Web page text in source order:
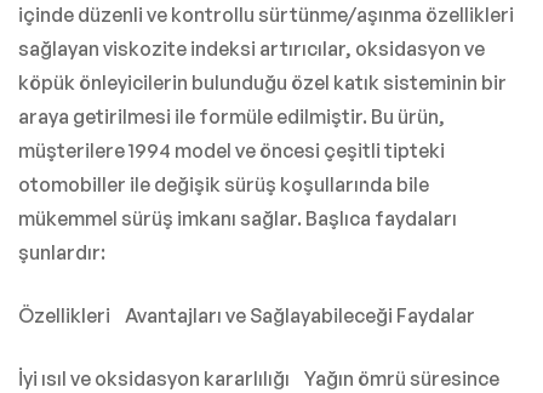
içinde düzenli ve kontrollu sürtünme/aşınma özellikleri
sağlayan viskozite indeksi artırıcılar, oksidasyon ve
köpük önleyicilerin bulunduğu özel katık sisteminin bir
araya getirilmesi ile formüle edilmiştir. Bu ürün,
müşterilere 1994 model ve öncesi çeşitli tipteki
otomobiller ile değişik sürüş koşullarında bile
mükemmel sürüş imkanı sağlar. Başlıca faydaları
şunlardır:
Özellikleri Avantajları ve Sağlayabileceği Faydalar
İyi ısıl ve oksidasyon kararlılığı Yağın ömrü süresince